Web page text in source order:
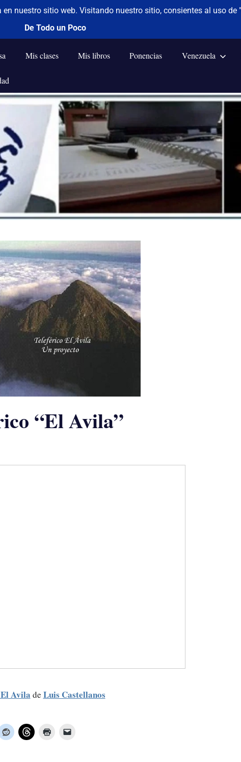
Mis clases Mis libros Ponencias Venezuela
“El Avila”
Avila de Luis Castellanos